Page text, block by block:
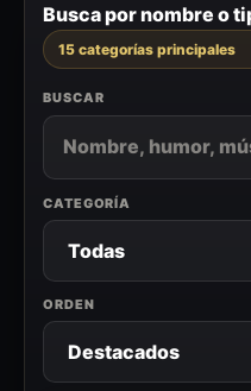
Busca por nombre o
15 categorías principales
BUSCAR
CATEGORÍA
ORDEN